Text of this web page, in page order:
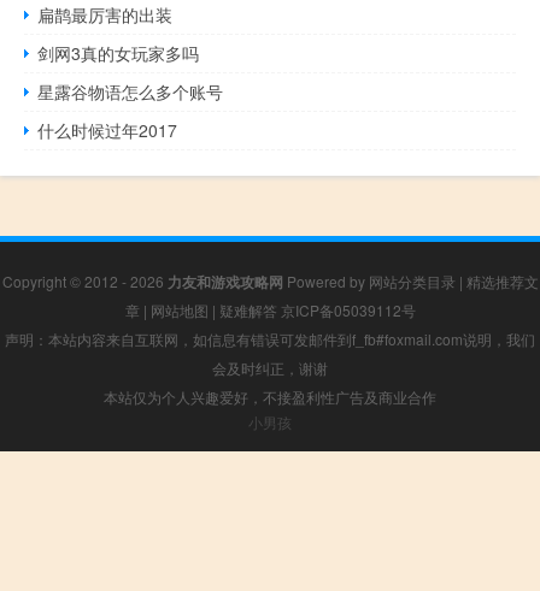
扁鹊最厉害的出装
剑网3真的女玩家多吗
星露谷物语怎么多个账号
什么时候过年2017
Copyright © 2012 - 2026 力友和游戏攻略网 Powered by 网站分类目录 | 精选推荐文
章 | 网站地图 | 疑难解答 京ICP备05039112号
声明：本站内容来自互联网，如信息有错误可发邮件到f_fb#foxmail.com说明，我们
会及时纠正，谢谢
本站仅为个人兴趣爱好，不接盈利性广告及商业合作
小男孩